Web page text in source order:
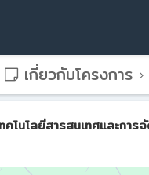
เกี่ยวกับโครงการ
นโลยีสารสนเทศและกา